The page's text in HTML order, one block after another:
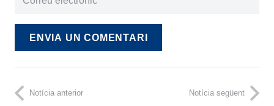
ENVIA UN COMENTARI
Notícia anterior Notícia següent